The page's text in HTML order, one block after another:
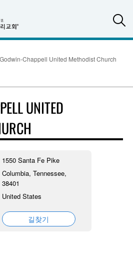
Godwin-Chappell United Methodist Church
UNITED
1550 Santa Fe Pike
Columbia, Tennessee,
38401
United States
길찾기